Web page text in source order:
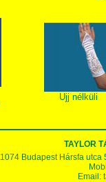
Ujj nélküli
TAYLOR
1074 Budapest Hársfa utca
Email: